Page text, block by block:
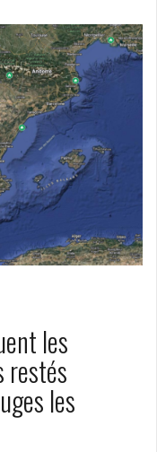
les
restés
les